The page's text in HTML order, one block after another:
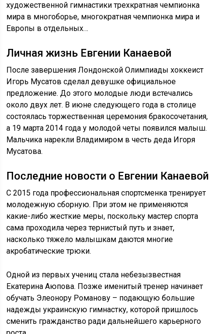
художественной гимнастики трехкратная чемпионка
мира в многоборье, многократная чемпионка мира и
Европы в отдельных…
Личная жизнь Евгении Канаевой
После завершения Лондонской Олимпиады хоккеист
Игорь Мусатов сделал девушке официальное
предложение. До этого молодые люди встечались
около двух лет. В июне следующего года в столице
состоялась торжественная церемония бракосочетания,
а 19 марта 2014 года у молодой четы появился малыш.
Мальчика нарекли Владимиром в честь деда Игоря
Мусатова.
Последние новости о Евгении Канаевой
С 2015 года профессиональная спортсменка тренирует
молодежную сборную. При этом не применяются
какие-либо жесткие меры, поскольку мастер спорта
сама проходила через тернистый путь и знает,
насколько тяжело малышкам даются многие
акробатические трюки.
Одной из первых учениц стала небезызвестная
Екатерина Аюпова. Позже именитый тренер начинает
обучать Элеонору Романову – подающую большие
надежды украинскую гимнастку, которой пришлось
сменить гражданство ради дальнейшего карьерного